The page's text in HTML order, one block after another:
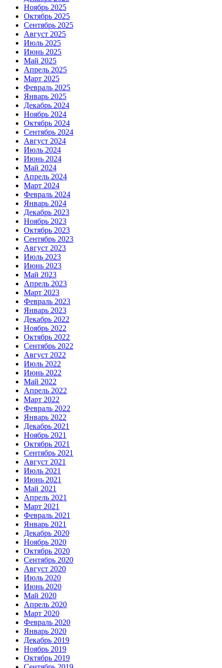
Ноябрь 2025
Октябрь 2025
Сентябрь 2025
Август 2025
Июль 2025
Июнь 2025
Май 2025
Апрель 2025
Март 2025
Февраль 2025
Январь 2025
Декабрь 2024
Ноябрь 2024
Октябрь 2024
Сентябрь 2024
Август 2024
Июль 2024
Июнь 2024
Май 2024
Апрель 2024
Март 2024
Февраль 2024
Январь 2024
Декабрь 2023
Ноябрь 2023
Октябрь 2023
Сентябрь 2023
Август 2023
Июль 2023
Июнь 2023
Май 2023
Апрель 2023
Март 2023
Февраль 2023
Январь 2023
Декабрь 2022
Ноябрь 2022
Октябрь 2022
Сентябрь 2022
Август 2022
Июль 2022
Июнь 2022
Май 2022
Апрель 2022
Март 2022
Февраль 2022
Январь 2022
Декабрь 2021
Ноябрь 2021
Октябрь 2021
Сентябрь 2021
Август 2021
Июль 2021
Июнь 2021
Май 2021
Апрель 2021
Март 2021
Февраль 2021
Январь 2021
Декабрь 2020
Ноябрь 2020
Октябрь 2020
Сентябрь 2020
Август 2020
Июль 2020
Июнь 2020
Май 2020
Апрель 2020
Март 2020
Февраль 2020
Январь 2020
Декабрь 2019
Ноябрь 2019
Октябрь 2019